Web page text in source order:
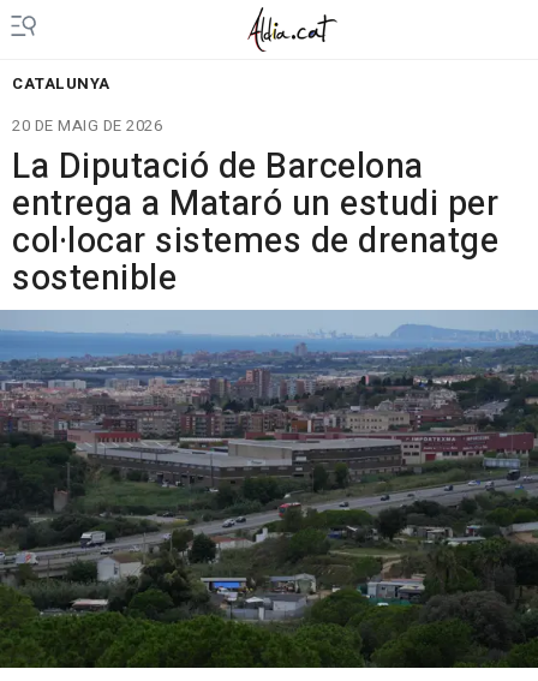
CATALUNYA
20 DE MAIG DE 2026
La Diputació de Barcelona
entrega a Mataró un estudi per
col·locar sistemes de drenatge
sostenible